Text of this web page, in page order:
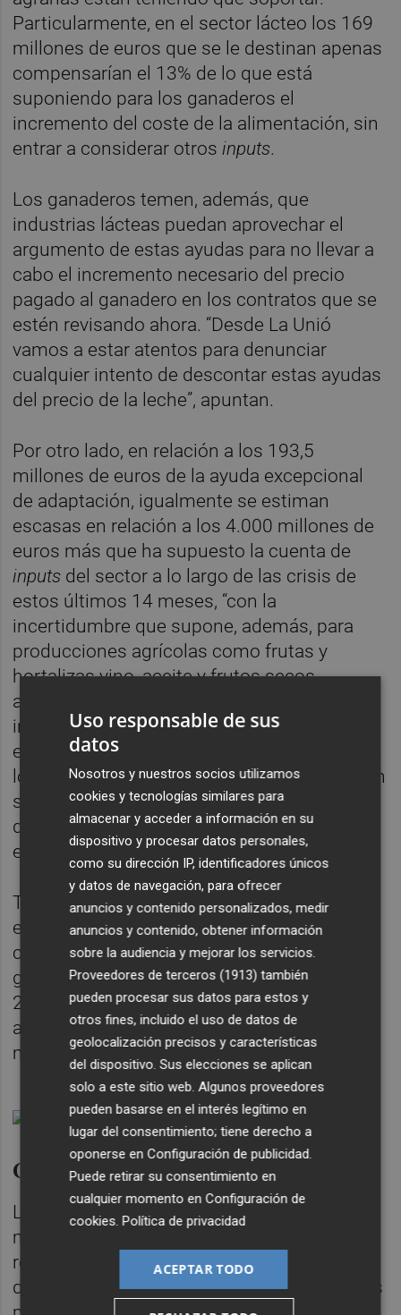
Particularmente, en el sector lácteo los 169
millones de euros que se le destinan apenas
compensarían el 13% de lo que está
suponiendo para los ganaderos el
incremento del coste de la alimentación, sin
entrar a considerar otros inputs.
Los ganaderos temen, además, que
industrias lácteas puedan aprovechar el
argumento de estas ayudas para no llevar a
cabo el incremento necesario del precio
pagado al ganadero en los contratos que se
estén revisando ahora. “Desde La Unió
vamos a estar atentos para denunciar
cualquier intento de descontar estas ayudas
del precio de la leche”, apuntan.
Por otro lado, en relación a los 193,5
millones de euros de la ayuda excepcional
de adaptación, igualmente se estiman
escasas en relación a los 4.000 millones de
euros más que ha supuesto la cuenta de
inputs del sector a lo largo de las crisis de
estos últimos 14 meses, “con la
incertidumbre que supone, además, para
producciones agrícolas como frutas y
hortalizas vino, aceite y frutos secos,
además de la apicultura y la ganadería
integrada (donde los productores pagan la
energía), también afectadas por la subida de
los costes y que hasta el momento no saben
si contarán o no con estas ayudas, además
de las incertidumbres en cuanto a las
exportaciones”.
Tampoco satisface la bonificación de 0,2
euros litro que se aplicará a todos los
combustibles y que afectará también al
gasóleo agrícola, teniendo en cuenta que en
2020 el precio medio del gasóleo no llegaba
a 0,72 €/litro y en este momento se ha
multiplicado por dos, hasta los 1,432 €/litro.
Centrarse en los profesionales
La Unió critica por tanto que no se destinen
más fondos al sector agroalimentario y
reivindica que el paquete de ayudas directas
debería alcanzar los 1.000 millones de euros
Uso responsable de sus
datos
Nosotros y nuestros socios utilizamos
cookies y tecnologías similares para
almacenar y acceder a información en su
dispositivo y procesar datos personales,
como su dirección IP, identificadores únicos
y datos de navegación, para ofrecer
anuncios y contenido personalizados, medir
anuncios y contenido, obtener información
sobre la audiencia y mejorar los servicios.
Proveedores de terceros (1913) también
pueden procesar sus datos para estos y
otros fines, incluido el uso de datos de
geolocalización precisos y características
del dispositivo. Sus elecciones se aplican
solo a este sitio web. Algunos proveedores
pueden basarse en el interés legítimo en
lugar del consentimiento; tiene derecho a
oponerse enConfiguración de publicidad
Puede retirar su consentimiento en
cualquier momento enConfiguración de
cookies .Política de privacidad
ACEPTAR TODO